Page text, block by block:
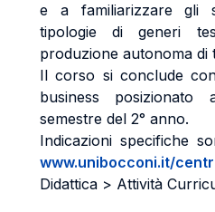
e a familiarizzare gli
tipologie di generi
produzione autonoma di
Il corso si conclude
business
semestre del 2° anno.
Indicazioni specifiche
www.unibocconi.it/
Didattica > Attività